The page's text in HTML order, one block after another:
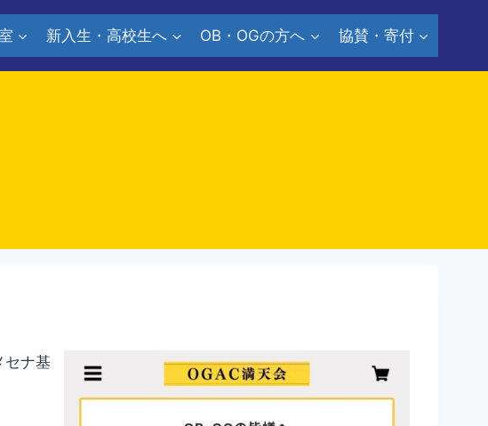
新入生・高校生へ OB・OGの方へ 協賛・寄付
セナ基